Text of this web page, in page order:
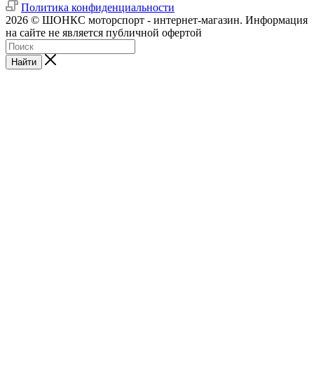
Политика конфиденциальности
2026 © ШОНКС моторспорт - интернет-магазин. Информация
на сайте не является публичной офертой
Найти